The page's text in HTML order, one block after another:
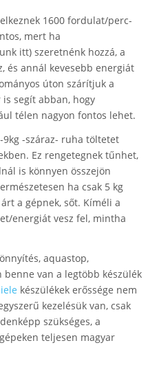
1600 fordulat/perc-
mert ha
itt) szeretnénk hozzá, a
és annál kevesebb energiát
úton szárítjuk a
segít abban, hogy
télen nagyon fontos lehet.
-száraz- ruha töltetet
Ez rengetegnek tűnhet,
is könnyen összejön
ha csak 5 kg
a gépnek, sőt. Kíméli a
energiát vesz fel, mintha
aquastop,
van a legtöbb készülék
készülékek erőssége nem
kezelésük van, csak
szükséges, a
teljesen magyar